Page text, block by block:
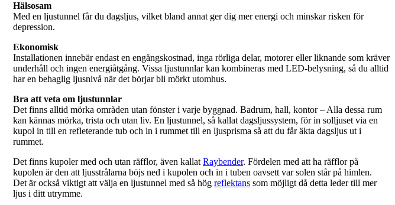
Hälsosam
Med en ljustunnel får du dagsljus, vilket bland annat ger dig mer energi och minskar risken för
depression.
Ekonomisk
Installationen innebär endast en engångskostnad, inga rörliga delar, motorer eller liknande som kräver
underhåll och ingen energiåtgång. Vissa ljustunnlar kan kombineras med LED-belysning, så du alltid
har en behaglig ljusnivå när det börjar bli mörkt utomhus.
Bra att veta om ljustunnlar
Det finns alltid mörka områden utan fönster i varje byggnad. Badrum, hall, kontor – Alla dessa rum
kan kännas mörka, trista och utan liv. En ljustunnel, så kallat dagsljussystem, för in solljuset via en
kupol in till en refleterande tub och in i rummet till en ljusprisma så att du får äkta dagsljus ut i
rummet.
Det finns kupoler med och utan räfflor, även kallatRaybender. Fördelen med att ha räfflor på
kupolen är den att ljusstrålarna böjs ned i kupolen och in i tuben oavsett var solen står på himlen.
Det är också viktigt att välja en ljustunnel med så hög reflektans som möjligt då detta leder till mer
ljus i ditt utrymme.